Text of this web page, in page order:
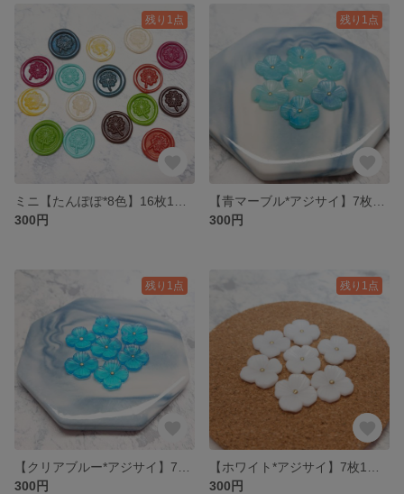
残り1点
300円
残り1点
300円
残り1点
300円
残り1点
300円